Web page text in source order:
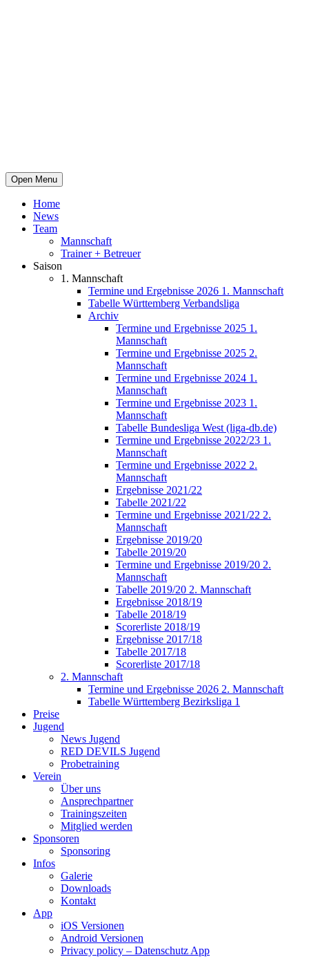
Open Menu
Home
News
Team
Mannschaft
Trainer + Betreuer
Saison
1. Mannschaft
Termine und Ergebnisse 2026 1. Mannschaft
Tabelle Württemberg Verbandsliga
Archiv
Termine und Ergebnisse 2025 1.
Mannschaft
Termine und Ergebnisse 2025 2.
Mannschaft
Termine und Ergebnisse 2024 1.
Mannschaft
Termine und Ergebnisse 2023 1.
Mannschaft
Tabelle Bundesliga West (liga-db.de)
Termine und Ergebnisse 2022/23 1.
Mannschaft
Termine und Ergebnisse 2022 2.
Mannschaft
Ergebnisse 2021/22
Tabelle 2021/22
Termine und Ergebnisse 2021/22 2.
Mannschaft
Ergebnisse 2019/20
Tabelle 2019/20
Termine und Ergebnisse 2019/20 2.
Mannschaft
Tabelle 2019/20 2. Mannschaft
Ergebnisse 2018/19
Tabelle 2018/19
Scorerliste 2018/19
Ergebnisse 2017/18
Tabelle 2017/18
Scorerliste 2017/18
2. Mannschaft
Termine und Ergebnisse 2026 2. Mannschaft
Tabelle Württemberg Bezirksliga 1
Preise
Jugend
News Jugend
RED DEVILS Jugend
Probetraining
Verein
Über uns
Ansprechpartner
Trainingszeiten
Mitglied werden
Sponsoren
Sponsoring
Infos
Galerie
Downloads
Kontakt
App
iOS Versionen
Android Versionen
Privacy policy – Datenschutz App